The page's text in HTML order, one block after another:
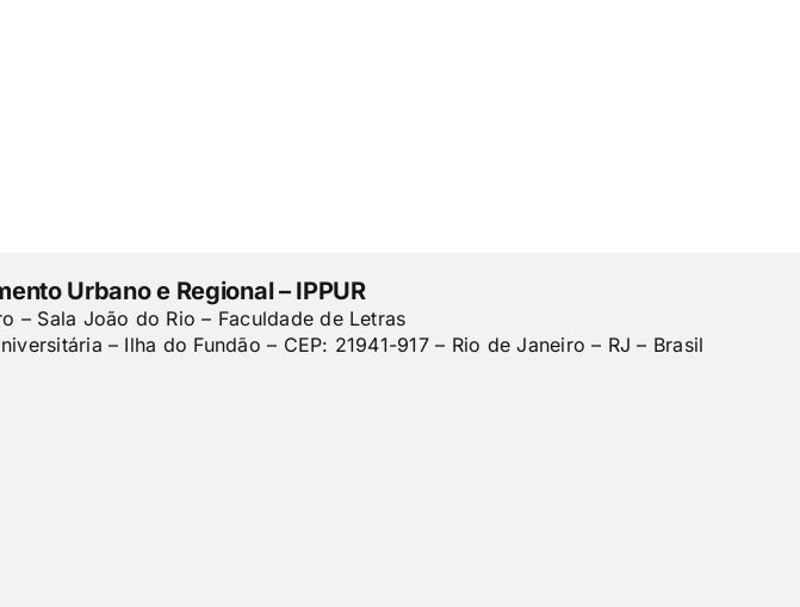
Urbano e Regional – IPPUR
– Sala João do Rio – Faculdade de Letras
– Ilha do Fundão – CEP: 21941-917 – Rio de Janeiro – RJ – Brasil